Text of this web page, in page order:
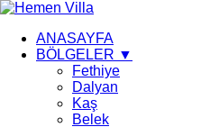
ANASAYFA
BÖLGELER ▼
Fethiye
Dalyan
Kaş
Belek